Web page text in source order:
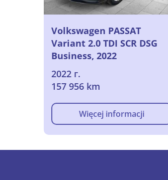
Volkswagen PASSAT
Variant 2.0 TDI SCR DSG
Business, 2022
2022 г.
157 956 km
Więcej informacji